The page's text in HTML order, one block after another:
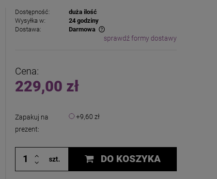
Dostępność:
duża ilość
Wysyłka w:
24 godziny
Dostawa:
Darmowa
sprawdź formy dostawy
Cena:
229,00 zł
Zapakuj na
prezent:
+9,60 zł
szt. DO KOSZYKA